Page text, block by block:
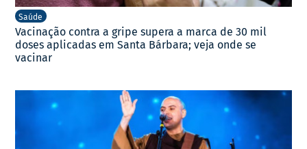
Saúde
Vacinação contra a gripe supera a marca de 30 mil
doses aplicadas em Santa Bárbara; veja onde se
vacinar